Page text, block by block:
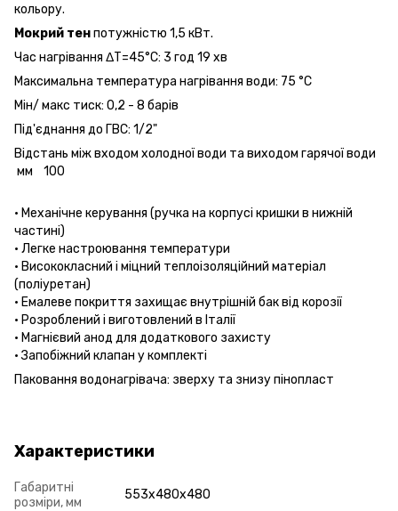
кольору.
Мокрий тенпотужністю 1,5 кВт.
Час нагрівання ΔT=45°С: 3 год 19 хв
Максимальна температура нагрівання води: 75 °С
Мін/ макс тиск: 0,2 - 8 барів
Під'єднання до ГВС: 1/2"
Відстань між входом холодної води та виходом гарячої води
мм 100
• Механічне керування (ручка на корпусі кришки в нижній
частині)
• Легке настроювання температури
• Висококласний і міцний теплоізоляційний матеріал
(поліуретан)
• Емалеве покриття захищає внутрішній бак від корозії
• Розроблений і виготовлений в Італії
• Магнієвий анод для додаткового захисту
• Запобіжний клапан у комплекті
Паковання водонагрівача: зверху та знизу пінопласт
Характеристики
Габаритні
розміри, мм
553x480x480